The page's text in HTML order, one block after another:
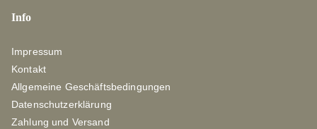
Info
Impressum
Kontakt
Allgemeine Geschäftsbedingungen
Datenschutzerklärung
Zahlung und Versand